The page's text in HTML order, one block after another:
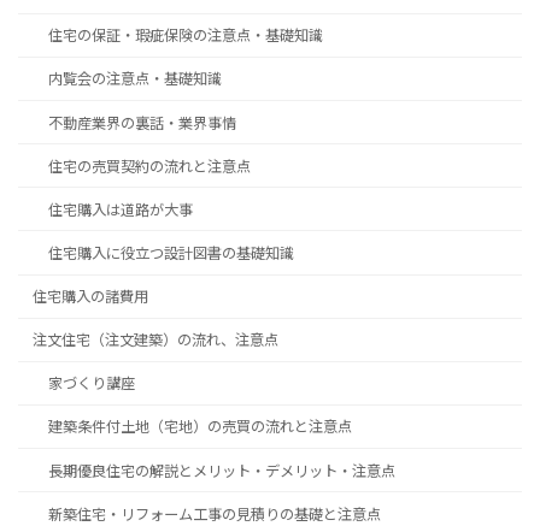
住宅の保証・瑕疵保険の注意点・基礎知識
内覧会の注意点・基礎知識
不動産業界の裏話・業界事情
住宅の売買契約の流れと注意点
住宅購入は道路が大事
住宅購入に役立つ設計図書の基礎知識
住宅購入の諸費用
注文住宅（注文建築）の流れ、注意点
家づくり講座
建築条件付土地（宅地）の売買の流れと注意点
長期優良住宅の解説とメリット・デメリット・注意点
新築住宅・リフォーム工事の見積りの基礎と注意点